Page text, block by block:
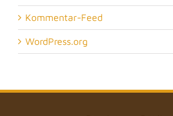
Kommentar-Feed
WordPress.org